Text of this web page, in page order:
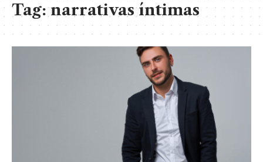
Tag:narrativas íntimas